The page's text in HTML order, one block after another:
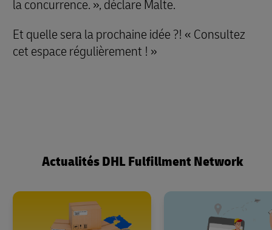
la concurrence. », déclare Malte.
Et quelle sera la prochaine idée ?! « Consultez
cet espace régulièrement ! »
Actualités DHL Fulfillment Network